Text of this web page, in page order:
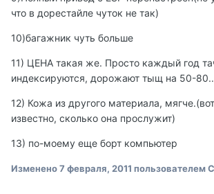
что в дорестайле чуток не так)
10)багажник чуть больше
11) ЦЕНА такая же. Просто каждый год
индексируются, дорожают тыщ на 50-
12) Кожа из другого материала,
известно, сколько она прослужит)
13) по-моему еще борт компьютер
Изменено7 февраля, 2011 пользователем